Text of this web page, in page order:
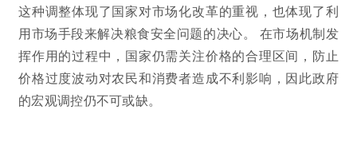
这种调整体现了国家对市场化改革的重视，也体现了利
用市场手段来解决粮食安全问题的决心。 在市场机制发
挥作用的过程中，国家仍需关注价格的合理区间，防止
价格过度波动对农民和消费者造成不利影响，因此政府
的宏观调控仍不可或缺。